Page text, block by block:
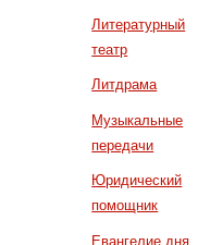
Литературный
театр
Литдрама
Музыкальные
передачи
Юридический
помощник
Евангелие дня